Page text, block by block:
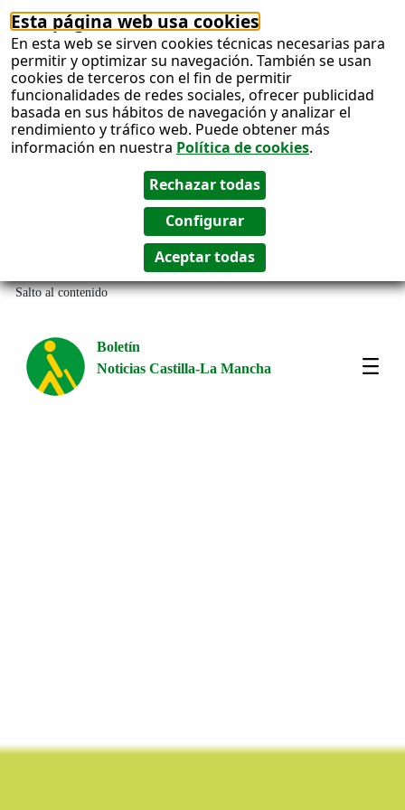
Esta página web usa cookies
En esta web se sirven cookies técnicas necesarias para
permitir y optimizar su navegación. También se usan
cookies de terceros con el fin de permitir
funcionalidades de redes sociales, ofrecer publicidad
basada en sus hábitos de navegación y analizar el
rendimiento y tráfico web. Puede obtener más
información en nuestra Política de cookies.
Salto al contenido
Boletín
Noticias Castilla-La Mancha